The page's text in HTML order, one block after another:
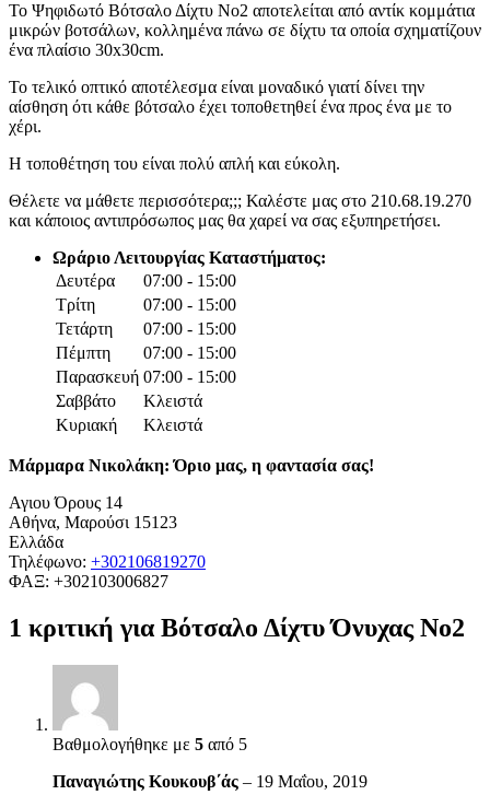
Το Ψηφιδωτό Βότσαλο Δίχτυ Νο2 αποτελείται από αντίκ κομμάτια
μικρών βοτσάλων, κολλημένα πάνω σε δίχτυ τα οποία σχηματίζουν
ένα πλαίσιο 30x30cm.
Το τελικό οπτικό αποτέλεσμα είναι μοναδικό γιατί δίνει την
αίσθηση ότι κάθε βότσαλο έχει τοποθετηθεί ένα προς ένα με το
χέρι.
Η τοποθέτηση του είναι πολύ απλή και εύκολη.
Θέλετε να μάθετε περισσότερα;;; Καλέστε μας στο 210.68.19.270
και κάποιος αντιπρόσωπος μας θα χαρεί να σας εξυπηρετήσει.
Ωράριο Λειτουργίας Καταστήματος:
Δευτέρα
07:00 - 15:00
Τρίτη
07:00 - 15:00
Τετάρτη
07:00 - 15:00
Πέμπτη
07:00 - 15:00
Παρασκευή 07:00 - 15:00
Σαββάτο
Κλειστά
Κυριακή
Κλειστά
Μάρμαρα Νικολάκη: Όριο μας, η φαντασία σας!
Αγιου Όρους 14
Αθήνα, Μαρούσι 15123
Ελλάδα
Τηλέφωνο: +302106819270
ΦΑΞ: +302103006827
1 κριτική γιαΒότσαλο Δίχτυ Όνυχας Νο2
Βαθμολογήθηκε με 5 από 5
Παναγιώτης Κουκουβ΄άς – 19 Μαΐου, 2019